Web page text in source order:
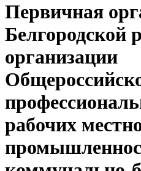
Первичная
Белгородской
организации
рабочих